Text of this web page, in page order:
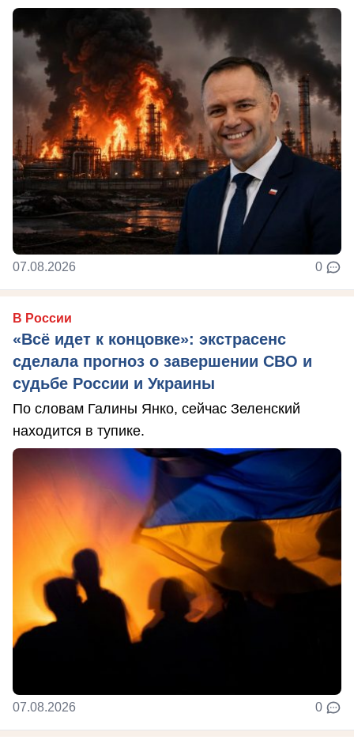
07.08.2026 0
В России
«Всё идет к концовке»: экстрасенс
сделала прогноз о завершении СВО и
судьбе России и Украины
По словам Галины Янко, сейчас Зеленский
находится в тупике.
07.08.2026 0